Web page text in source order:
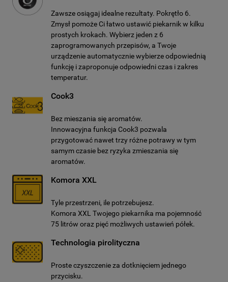
Zawsze osiągaj idealne rezultaty. Pokrętło 6.
Zmysł pomoże Ci łatwo ustawić piekarnik w kilku
prostych krokach. Wybierz jeden z 6
zaprogramowanych przepisów, a Twoje
urządzenie automatycznie wybierze odpowiednią
funkcję i zaproponuje odpowiedni czas i zakres
temperatur.
Cook3
Bez mieszania się aromatów.
Innowacyjna funkcja Cook3 pozwala
przygotować nawet trzy różne potrawy w tym
samym czasie bez ryzyka zmieszania się
aromatów.
Komora XXL
Tyle przestrzeni, ile potrzebujesz.
Komora XXL Twojego piekarnika ma pojemność
75 litrów oraz pięć możliwych ustawień półek.
Technologia pirolityczna
Proste czyszczenie za dotknięciem jednego
przycisku.